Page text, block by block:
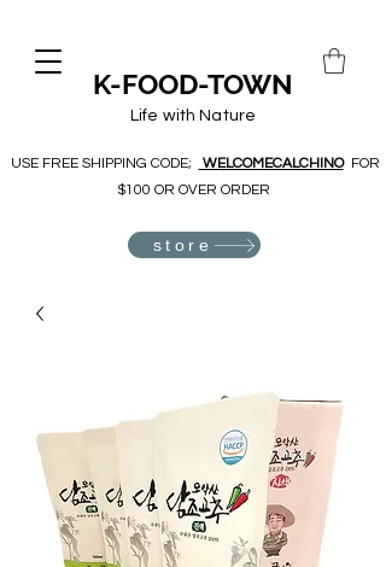
K-FOOD-TOWN
Life with Nature
USE FREE SHIPPING CODE; WELCOMECALCHINOFOR
$100 OR OVER ORDER
store